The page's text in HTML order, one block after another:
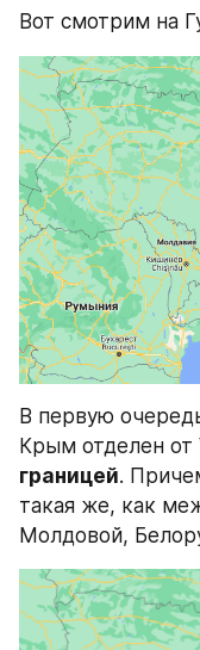
Вот смотрим на
В первую
Крым отделен от
границей.
такая же, как
Молдовой,